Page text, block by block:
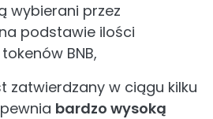
wybierani przez
podstawie ilości
BNB,
zatwierdzany w ciągu kilku
bardzo wysoką